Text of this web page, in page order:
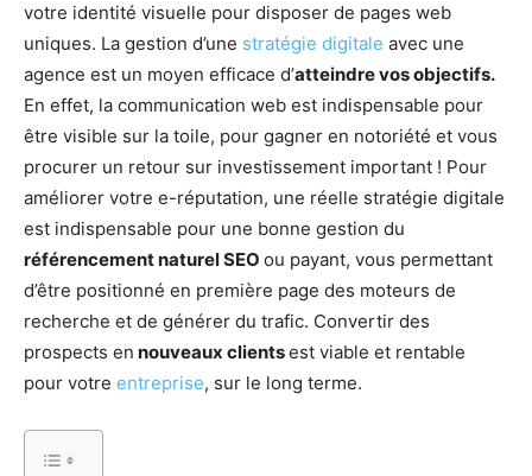
votre identité visuelle pour disposer de pages web
uniques. La gestion d’une stratégie digitale avec une
agence est un moyen efficace d’atteindre vos objectifs.
En effet, la communication web est indispensable pour
être visible sur la toile, pour gagner en notoriété et vous
procurer un retour sur investissement important ! Pour
améliorer votre e-réputation, une réelle stratégie digitale
est indispensable pour une bonne gestion du
référencement naturel SEO ou payant, vous permettant
d’être positionné en première page des moteurs de
recherche et de générer du trafic. Convertir des
prospects en nouveaux clientsest viable et rentable
pour votre entreprise, sur le long terme.